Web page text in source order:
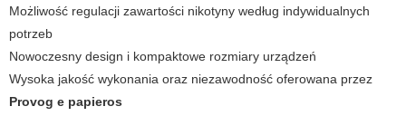
Możliwość regulacji zawartości nikotyny według indywidualnych
potrzeb
Nowoczesny design i kompaktowe rozmiary urządzeń
Wysoka jakość wykonania oraz niezawodność oferowana przez
Provog e papieros